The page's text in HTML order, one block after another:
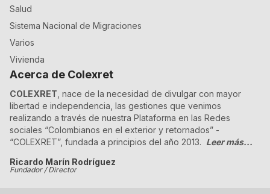
Salud
Sistema Nacional de Migraciones
Varios
Vivienda
Acerca de Colexret
COLEXRET , nace de la necesidad de divulgar con mayor
libertad e independencia, las gestiones que venimos
realizando a través de nuestra Plataforma en las Redes
sociales “Colombianos en el exterior y retornados” -
“COLEXRET”, fundada a principios del año 2013. Leer más...
Ricardo Marín Rodríguez
Fundador / Director